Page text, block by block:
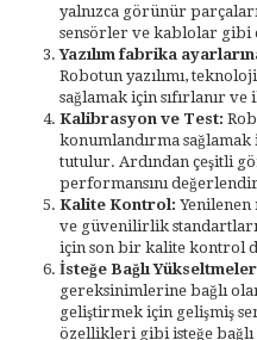
yalnızca görünür
sensörler ve kablolar
Yazılım fabrika
Robotun yazılımı,
sağlamak için sıfırlanır ve
Kalibrasyon ve Test:
konumlandırma
tutulur. Ardından çeşitli
performansını
Kalite Kontrol:
ve güvenilirlik
için son bir kalite kontrol
İsteğe Bağlı
gereksinimlerine bağlı
geliştirmek için gelişmiş
özellikleri gibi isteğe